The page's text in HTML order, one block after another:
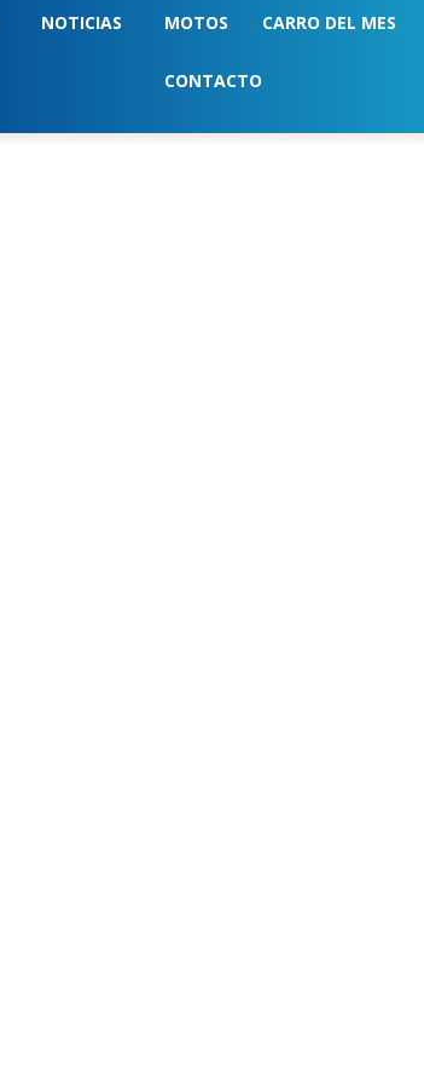
NOTICIAS MOTOS CARRO DEL MES
CONTACTO